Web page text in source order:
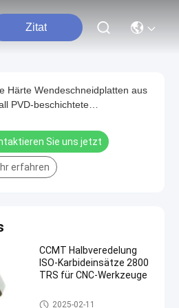
Zitat
Härte Wendeschneidplatten aus
PVD-beschichtete
Sie uns jetzt
erfahren
CCMT Halbveredelung
ISO-Karbideinsätze 2800
TRS für CNC-Werkzeuge
Cnc-Hartmetalleinsätze
2025-02-11